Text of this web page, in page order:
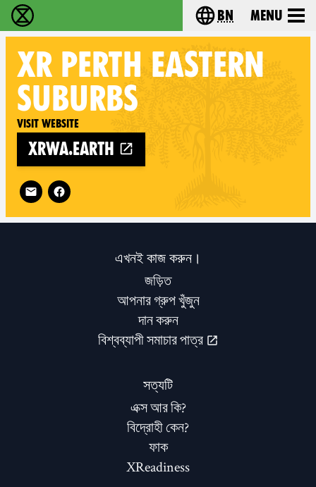
বিলুপ্তি বিদ্রোহ - Home Choose your
bn Menu
XR PERTH EASTERN
SUBURBS
Visit website
xrwa.earth
Follow XR Perth Eastern Suburbs on
এখনই কাজ করুন।
জড়িত
আপনার গ্রুপ খুঁজুন
দান করুন
বিশ্বব্যাপী সমাচার পাত্র
সত্যটি
এক্স আর কি?
বিদ্রোহী কেন?
ফাক
XReadiness